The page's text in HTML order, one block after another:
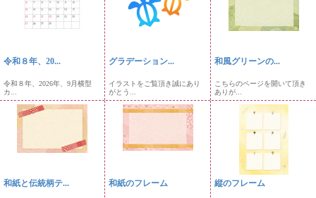
令和８年、20...
令和８年、2026年、9月横型
カ...
グラデーション...
イラストをご覧頂き誠にあり
がとう...
和風グリーンの...
こちらのページを開いて頂き
ありが...
和紙と伝統柄テ... 和紙のフレーム 縦のフレーム